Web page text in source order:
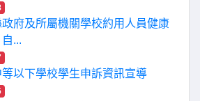
府及所屬機關學校約用人員健康
...
以下學校學生申訴資訊宣導